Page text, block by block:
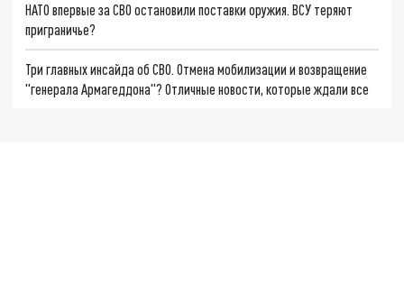
НАТО впервые за СВО остановили поставки оружия. ВСУ теряют
приграничье?
Три главных инсайда об СВО. Отмена мобилизации и возвращение
"генерала Армагеддона"? Отличные новости, которые ждали все